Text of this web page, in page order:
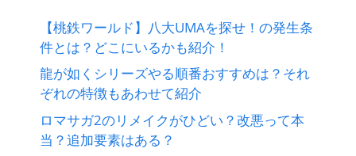
【桃鉄ワールド】八大UMAを探せ！の発生条
件とは？どこにいるかも紹介！
龍が如くシリーズやる順番おすすめは？それ
ぞれの特徴もあわせて紹介
ロマサガ2のリメイクがひどい？改悪って本
当？追加要素はある？